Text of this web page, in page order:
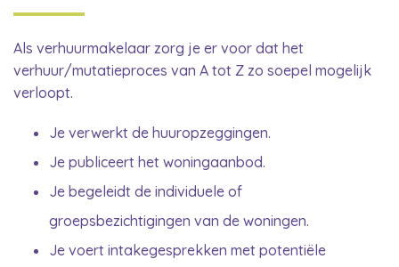
Als verhuurmakelaar zorg je er voor dat het
verhuur/mutatieproces van A tot Z zo soepel mogelijk
verloopt.
Je verwerkt de huuropzeggingen.
Je publiceert het woningaanbod.
Je begeleidt de individuele of
groepsbezichtigingen van de woningen.
Je voert intakegesprekken met potentiële